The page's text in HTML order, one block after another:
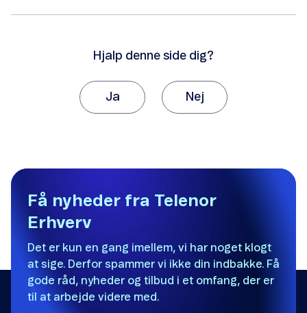
Hjalp denne side dig?
Ja Nej
Det var ikke det, jeg ledte efter.
Der er ikke nok eksempler.
Informationen er svær at forstå.
Oplysningerne løser ikke mit problem.
Andet
Få nyheder fra Telenor
Erhverv
Det er kun en gang imellem, vi har noget klogt
at sige. Derfor spammer vi ikke din indbakke. Få
gode råd, nyheder og tilbud i et omfang, der er
til at arbejde videre med.